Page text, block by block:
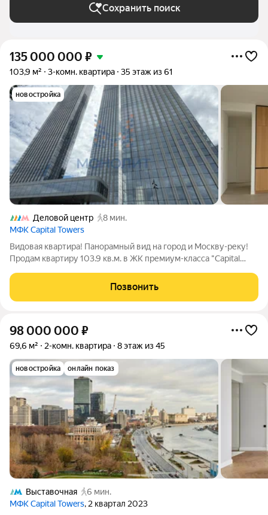
Сохранить поиск
135 000 000 ₽
103,9 м² 3-комн. квартира 35 этаж из 61
новостройка
Деловой центр
8 мин.
МФК Capital Towers
Видовая квартира! Панорамный вид на город и Москву-реку!
Продам квартиру 103.9 кв.м. в ЖК премиум-класса "Сapital
квартиры: -Полностью с отделкой, встроенная кухня. -Высокий
стиль жизни +
Позвонить
98 000 000 ₽
69,6 м² 2-комн. квартира 8 этаж из 45
новостройка онлайн показ
Выставочная
6 мин.
МФК Capital Towers, 2 квартал 2023